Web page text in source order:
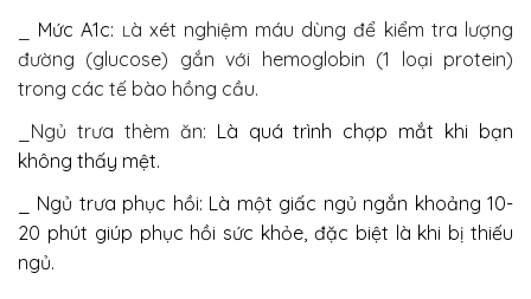
Mức A1c: Là xét nghiệm máu dùng để kiểm tra lượng
đường (glucose) gắn với hemoglobin (1 loại protein)
trong các tế bào hồng cầu.
_Ngủ trưa thèm ăn: Là quá trình chợp mắt khi bạn
không thấy mệt.
Ngủ trưa phục hồi: Là một giấc ngủ ngắn khoảng 10-
20 phút giúp phục hồi sức khỏe, đặc biệt là khi bị thiếu
ngủ.